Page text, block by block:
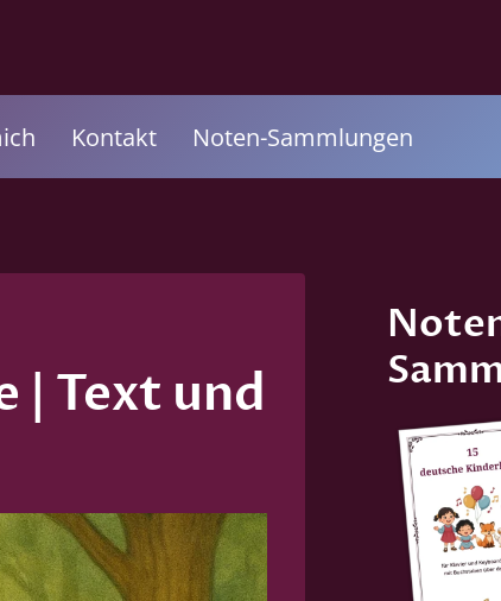
Kontakt Noten-Sammlungen
| Text und